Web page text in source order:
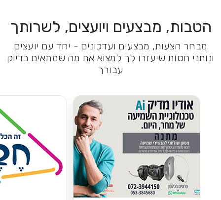
הטבות, מבצעים ויועצים, לשרותך
מבחר הצעות, מבצעים ועדכונים - יחד עם יועצים
ונותני חסות שיעזרו לך למצוא את מה שמתאים בדיוק
עבורך